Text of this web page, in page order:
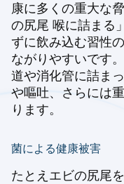
康に多くの重大な
の尻尾 喉に詰まる
ずに飲み込む習性
ながりやすいです
道や消化管に詰ま
や嘔吐、さらには
ります。
菌による健康被害
たとえエビの尻尾